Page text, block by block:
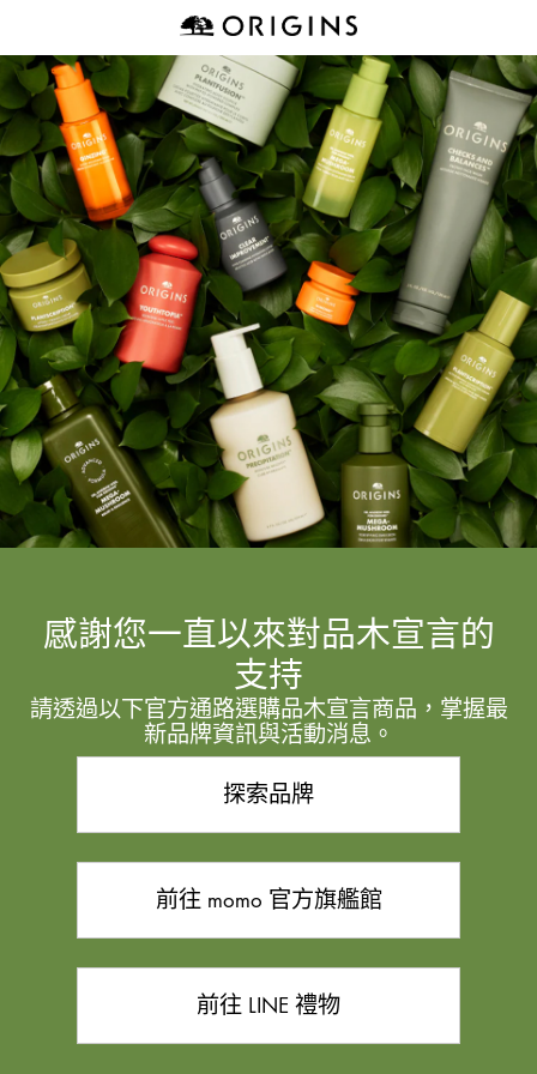
感謝您一直以來對品木宣言的
支持
請透過以下官方通路選購品木宣言商品，掌握最
新品牌資訊與活動消息。
探索品牌
前往 momo 官方旗艦館
前往 LINE 禮物